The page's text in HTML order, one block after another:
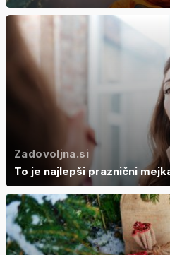
Zadovoljna.si
To je najlepši praznični